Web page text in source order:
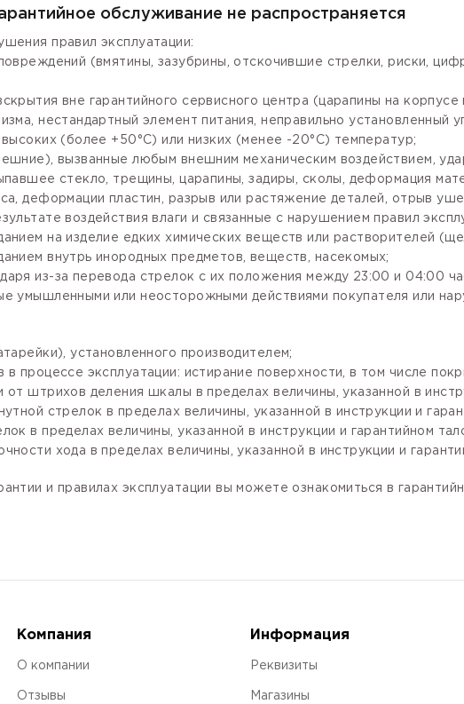
обслуживание не распространяется
правил эксплуатации:
(вмятины, зазубрины, отскочившие стрелки, риски,
вне гарантийного сервисного центра (царапины на
нестандартный элемент питания, неправильно установленный
высоких (более +50°С) или низких (менее -20°С) температур;
вызванные любым внешним механическим воздействием,
стекло, трещины, царапины, задиры, сколы, деформация
деформации пластин, разрыв или растяжение деталей, отрыв
воздействия влаги и связанные с нарушением правил
на изделие едких химических веществ или растворителей
внутрь инородных предметов, веществ, насекомых;
из-за перевода стрелок с их положения между 23:00 и 04:00
умышленными или неосторожными действиями покупателя или
установленного производителем;
в процессе эксплуатации: истирание поверхности, в том числе
от штрихов деления шкалы в пределах величины, указанной в
стрелок в пределах величины, указанной в инструкции и
в пределах величины, указанной в инструкции и гарантийном
хода в пределах величины, указанной в инструкции и
и правилах эксплуатации вы можете ознакомиться в
Компания
О компании
Отзывы
Информация
Реквизиты
Магазины